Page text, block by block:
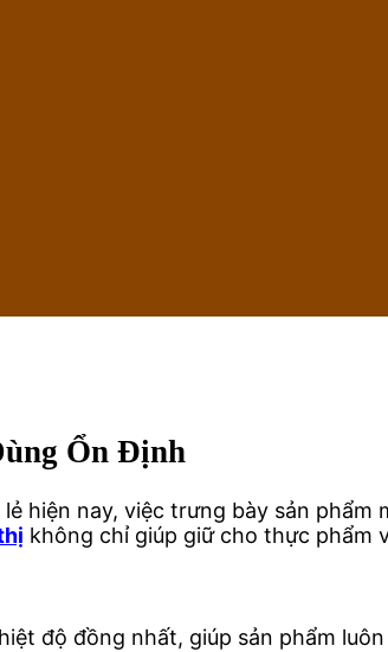
Ổn Định
hiện nay, việc trưng bày sản
không chỉ giúp giữ cho thực phẩm
độ đồng nhất, giúp sản phẩm